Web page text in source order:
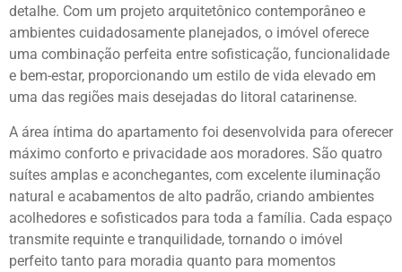
detalhe. Com um projeto arquitetônico contemporâneo e
ambientes cuidadosamente planejados, o imóvel oferece
uma combinação perfeita entre sofisticação, funcionalidade
e bem-estar, proporcionando um estilo de vida elevado em
uma das regiões mais desejadas do litoral catarinense.
A área íntima do apartamento foi desenvolvida para oferecer
máximo conforto e privacidade aos moradores. São quatro
suítes amplas e aconchegantes, com excelente iluminação
natural e acabamentos de alto padrão, criando ambientes
acolhedores e sofisticados para toda a família. Cada espaço
transmite requinte e tranquilidade, tornando o imóvel
perfeito tanto para moradia quanto para momentos